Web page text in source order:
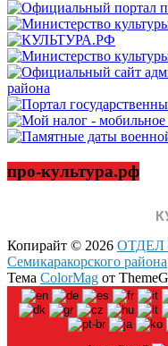
про-культура.рф
Копирайт © 2026 ОТДЕЛ
Семикаракорского района
Тема ColorMag от